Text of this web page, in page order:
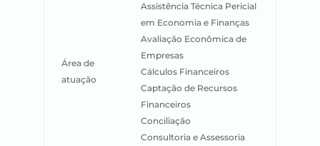
Área de
atuação
Assistência Técnica Pericial
em Economia e Finanças
Avaliação Econômica de
Empresas
Cálculos Financeiros
Captação de Recursos
Financeiros
Conciliação
Consultoria e Assessoria